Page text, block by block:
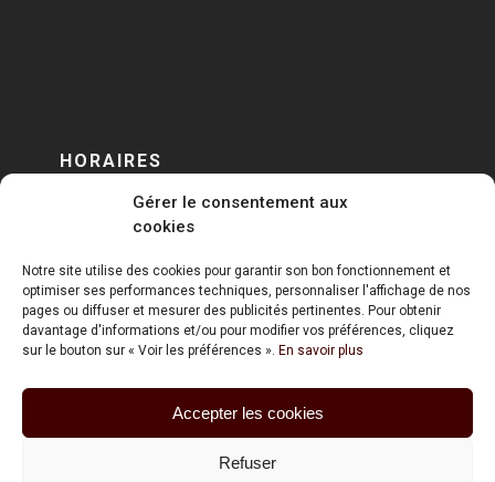
Gérer le consentement aux
cookies
Notre site utilise des cookies pour garantir son bon fonctionnement et
optimiser ses performances techniques, personnaliser l'affichage de nos
pages ou diffuser et mesurer des publicités pertinentes. Pour obtenir
davantage d'informations et/ou pour modifier vos préférences, cliquez
sur le bouton sur « Voir les préférences ». En savoir plus
Accepter les cookies
Refuser
HORAIRES
DU LUNDI AU VENDREDI